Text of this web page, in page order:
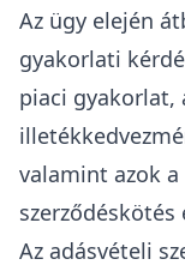
Az ügy elején
gyakorlati
piaci gyakorlat,
valamint azok
Az adásvételi